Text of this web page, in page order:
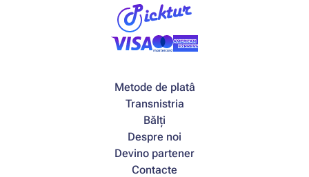
Metode de platâ
Transnistria
Bălți
Despre noi
Devino partener
Contacte